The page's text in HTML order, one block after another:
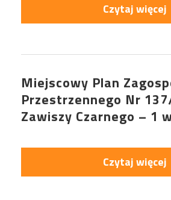
Czytaj więcej
Miejscowy Plan
Przestrzennego Nr
Zawiszy Czarnego – 1
Czytaj więcej